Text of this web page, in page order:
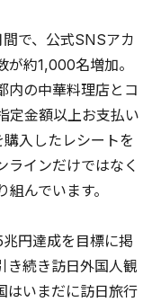
で、公式SNSアカ
約1,000名増加。
内の中華料理店とコ
定金額以上お支払い
入したレシートを
ラインだけではなく
んでいます。
円達成を目標に掲
き続き訪日外国人観
はいまだに訪日旅行